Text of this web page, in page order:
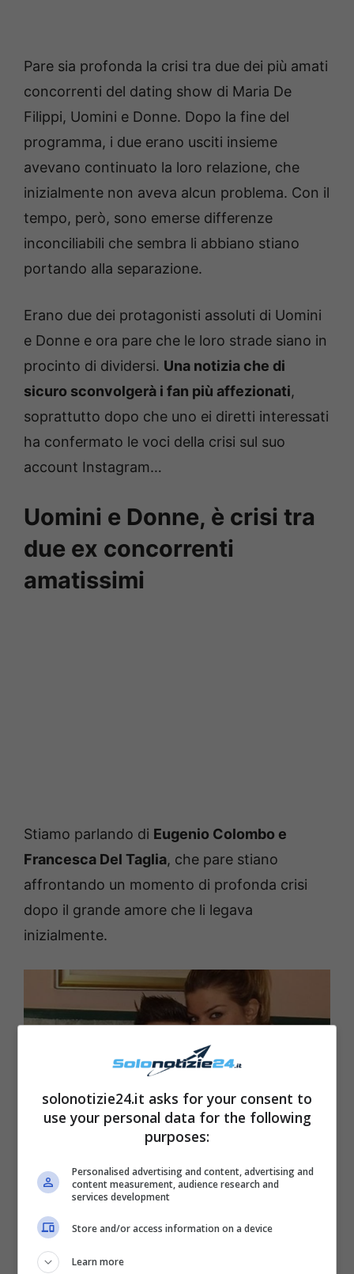
Pare sia profonda la crisi tra due dei più amati
concorrenti del dating show di Maria De
Filippi, Uomini e Donne. Dopo la fine del
programma, i due erano usciti insieme
avevano continuato la loro relazione, che
inizialmente non aveva alcun problema. Con il
tempo, però, sono emerse differenze
inconciliabili che sembra li abbiano stiano
portando alla separazione.
Erano due dei protagonisti assoluti di Uomini
e Donne e ora pare che le loro strade siano in
procinto di dividersi. Una notizia che di
sicuro sconvolgerà i fan più affezionati,
soprattutto dopo che uno ei diretti interessati
ha confermato le voci della crisi sul suo
account Instagram…
Uomini e Donne, è crisi tra
due ex concorrenti
amatissimi
Stiamo parlando di Eugenio Colombo e
Francesca Del Taglia, che pare stiano
affrontando un momento di profonda crisi
dopo il grande amore che li legava
inizialmente.
solonotizie24.it asks for your consent to
use your personal data for the following
purposes:
Personalised advertising and content, advertising and
content measurement, audience research and
services development
Store and/or access information on a device
Learn more